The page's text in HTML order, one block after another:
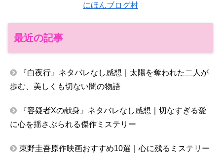
にほんブログ村
最近の記事
『白夜行』ネタバレなし感想｜太陽を奪われた二人が
歩む、美しくも切ない闇の物語
『容疑者Xの献身』ネタバレなし感想｜切なすぎる愛
に心を揺さぶられる傑作ミステリー
東野圭吾原作映画おすすめ10選｜心に残るミステリー